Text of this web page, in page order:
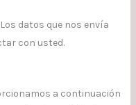
Los datos que nos envía
con usted.
a continuación